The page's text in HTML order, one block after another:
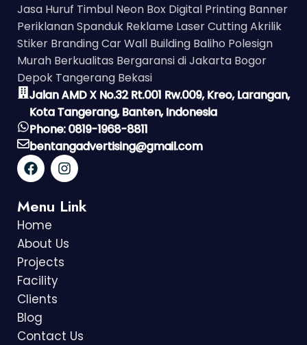
Jasa Huruf Timbul Neon Box Digital Printing Banner
Periklanan Spanduk Reklame Laser Cutting Akrilik
Stiker Branding Car Wall Building Baliho Polesign
Murah Berkualitas Bergaransi di Jakarta Bogor
Depok Tangerang Bekasi
Jalan AMD X No.32 Rt.001 Rw.009, Kreo, Larangan,
Kota Tangerang, Banten, Indonesia
Phone: 0819-1968-8811
bentangadvertising@gmail.com
Menu Link
Home
About Us
Projects
Facility
Clients
Blog
Contact Us